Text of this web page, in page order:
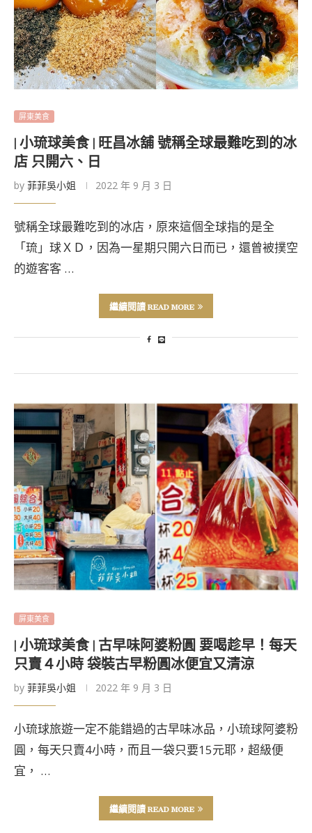
屏東美食
| 小琉球美食 | 旺昌冰舖 號稱全球最難吃到的冰
店 只開六、日
by 菲菲吳小姐 2022 年 9 月 3 日
號稱全球最難吃到的冰店，原來這個全球指的是全
「琉」球ＸＤ，因為一星期只開六日而已，還曾被撲空
的遊客客 …
繼續閱讀 READ MORE
屏東美食
| 小琉球美食 | 古早味阿婆粉圓 要喝趁早！每天
只賣４小時 袋裝古早粉圓冰便宜又清涼
by 菲菲吳小姐 2022 年 9 月 3 日
小琉球旅遊一定不能錯過的古早味冰品，小琉球阿婆粉
圓，每天只賣4小時，而且一袋只要15元耶，超級便
宜， …
繼續閱讀 READ MORE